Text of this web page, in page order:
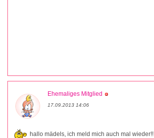
Ehemaliges Mitglied
17.09.2013 14:06
hallo mädels, ich meld mich auch mal wieder!!